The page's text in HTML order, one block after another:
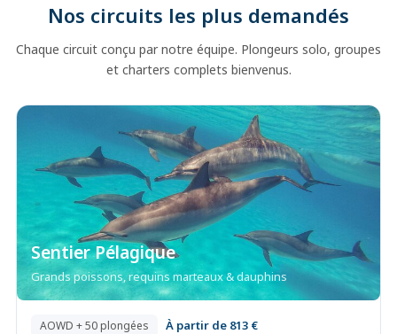
Nos circuits les plus demandés
Chaque circuit conçu par notre équipe. Plongeurs solo, groupes
et charters complets bienvenus.
Sentier Pélagique
Grands poissons, requins marteaux & dauphins
AOWD + 50 plongées À partir de 813 €